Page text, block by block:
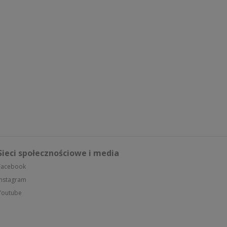
społecznościowe i media